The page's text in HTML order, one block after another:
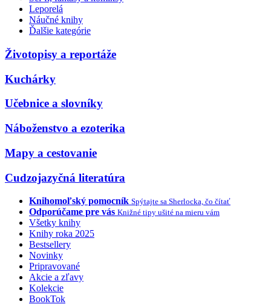
Leporelá
Náučné knihy
Ďalšie kategórie
Životopisy a reportáže
Kuchárky
Učebnice a slovníky
Náboženstvo a ezoterika
Mapy a cestovanie
Cudzojazyčná literatúra
Knihomoľský pomocník Spýtajte sa Sherlocka, čo čítať
Odporúčame pre vás Knižné tipy ušité na mieru vám
Všetky knihy
Knihy roka 2025
Bestsellery
Novinky
Pripravované
Akcie a zľavy
Kolekcie
BookTok